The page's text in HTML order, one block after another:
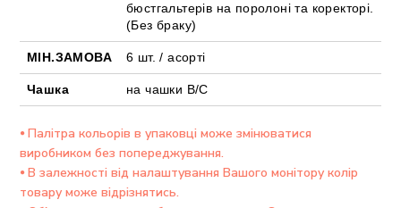
бюстгальтерів на поролоні та коректорі.
(Без браку)
МІН.ЗАМОВА 6 шт. / асорті
Чашка на чашки В/С
⦁ Палітра кольорів в упаковці може змінюватися
виробником без попереджування.
⦁ В залежності від налаштування Вашого монітору колір
товару може відрізнятись.